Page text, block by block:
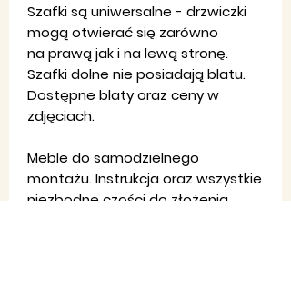
Szafki są uniwersalne - drzwiczki
mogą otwierać się zarówno
na prawą jak i na lewą stronę.
Szafki dolne nie posiadają blatu.
Dostępne blaty oraz ceny w
zdjęciach.
Meble do samodzielnego
montażu. Instrukcja oraz wszystkie
niezbędne części do złożenia